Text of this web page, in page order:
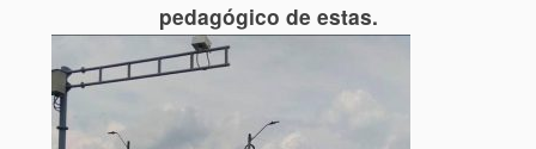
pedagógico de estas.